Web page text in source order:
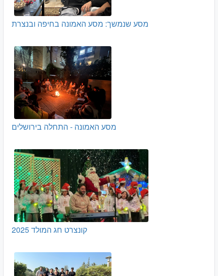
מסע שנמשך: מסע האמונה בחיפה ובנצרת
מסע האמונה - התחלה בירושלים
קונצרט חג המולד 2025